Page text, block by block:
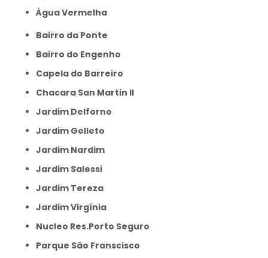
Água Vermelha
Bairro da Ponte
Bairro do Engenho
Capela do Barreiro
Chacara San Martin II
Jardim Delforno
Jardim Gelleto
Jardim Nardim
Jardim Salessi
Jardim Tereza
Jardim Virgínia
Nucleo Res.Porto Seguro
Parque São Franscisco